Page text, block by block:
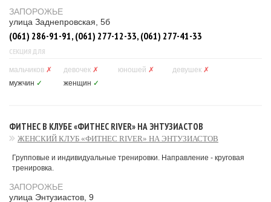
ЗАПОРОЖЬЕ
улица Заднепровская, 5б
(061) 286-91-91, (061) 277-12-33, (061) 277-41-33
СЕКЦИЯ ДЛЯ
мальчиков ✗ девочек ✗ юношей ✗ девушек ✗
мужчин ✓ женщин ✓
ФИТНЕС В КЛУБЕ «ФИТНЕС RIVER» НА ЭНТУЗИАСТОВ
ЖЕНСКИЙ КЛУБ «ФИТНЕС RIVER» НА ЭНТУЗИАСТОВ
Групповые и индивидуальные тренировки. Направление - круговая
тренировка.
ЗАПОРОЖЬЕ
улица Энтузиастов, 9